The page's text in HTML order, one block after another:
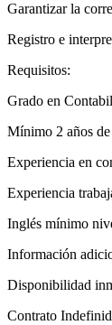
Garantizar la
Registro e
Requisitos:
Grado en
Mínimo 2 años
Experiencia en
Experiencia
Inglés mínimo
Información
Disponibilidad
Contrato